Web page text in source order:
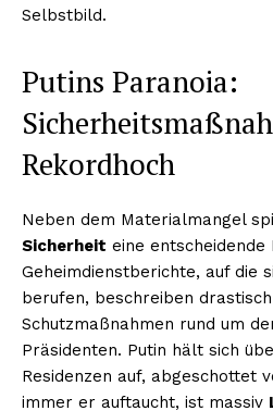
Selbstbild.
Putins Paranoia:
Rekordhoch
Neben dem Materialmangel
Sicherheit eine entscheidende
Geheimdienstberichte, auf die
berufen, beschreiben
Schutzmaßnahmen rund um
Präsidenten. Putin hält sich
Residenzen auf, abgeschottet
immer er auftaucht, ist massiv